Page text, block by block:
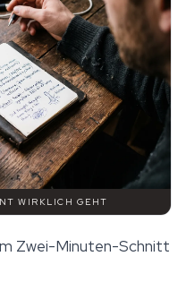
WIRKLICH GEHT
Zwei-Minuten-Schnitt